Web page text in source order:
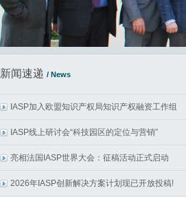
新闻速递 / News
IASP加入欧盟知识产权局知识产权融资工作组
IASP线上研讨会“科技园区的定位与营销”
亮相法国IASP世界大会：征稿活动正式启动
2026年IASP创新解决方案计划现已开放投稿!